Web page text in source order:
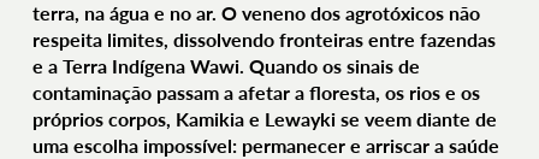
terra, na água e no ar. O veneno dos agrotóxicos não
respeita limites, dissolvendo fronteiras entre fazendas
e a Terra Indígena Wawi. Quando os sinais de
contaminação passam a afetar a floresta, os rios e os
próprios corpos, Kamikia e Lewayki se veem diante de
uma escolha impossível: permanecer e arriscar a saúde